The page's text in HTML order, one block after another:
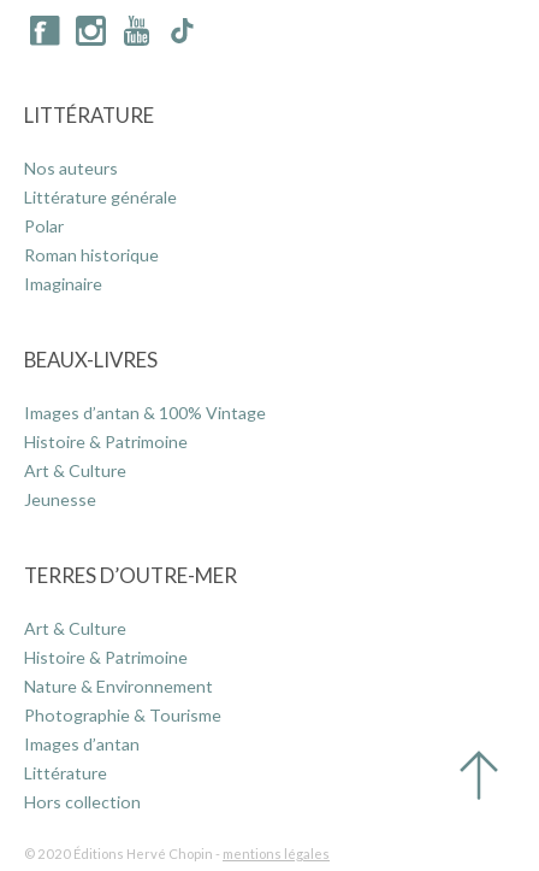
LITTÉRATURE
Nos auteurs
Littérature générale
Polar
Roman historique
Imaginaire
BEAUX-LIVRES
Images d’antan & 100% Vintage
Histoire & Patrimoine
Art & Culture
Jeunesse
TERRES D’OUTRE-MER
Art & Culture
Histoire & Patrimoine
Nature & Environnement
Photographie & Tourisme
Images d’antan
Littérature
Hors collection
© 2020 Éditions Hervé Chopin - mentions légales